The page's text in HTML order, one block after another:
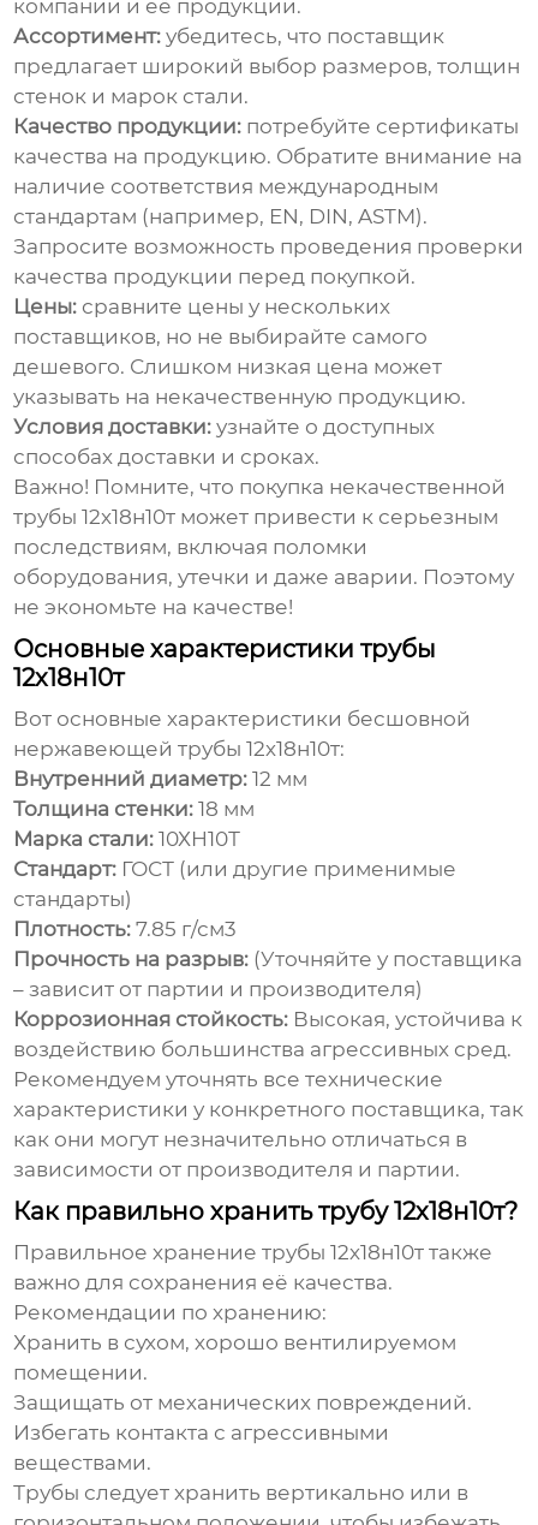
компании и её продукции.
Ассортимент: убедитесь, что поставщик
предлагает широкий выбор размеров, толщин
стенок и марок стали.
Качество продукции: потребуйте сертификаты
качества на продукцию. Обратите внимание на
наличие соответствия международным
стандартам (например, EN, DIN, ASTM).
Запросите возможность проведения проверки
качества продукции перед покупкой.
Цены: сравните цены у нескольких
поставщиков, но не выбирайте самого
дешевого. Слишком низкая цена может
указывать на некачественную продукцию.
Условия доставки: узнайте о доступных
способах доставки и сроках.
Важно! Помните, что покупка некачественной
трубы 12х18н10т может привести к серьезным
последствиям, включая поломки
оборудования, утечки и даже аварии. Поэтому
не экономьте на качестве!
Основные характеристики трубы
12х18н10т
Вот основные характеристики бесшовной
нержавеющей трубы 12х18н10т:
Внутренний диаметр: 12 мм
Толщина стенки: 18 мм
Марка стали: 10ХН10Т
Стандарт: ГОСТ (или другие применимые
стандарты)
Плотность: 7.85 г/см3
Прочность на разрыв: (Уточняйте у поставщика
– зависит от партии и производителя)
Коррозионная стойкость: Высокая, устойчива к
воздействию большинства агрессивных сред.
Рекомендуем уточнять все технические
характеристики у конкретного поставщика, так
как они могут незначительно отличаться в
зависимости от производителя и партии.
Как правильно хранить трубу 12х18н10т?
Правильное хранениетрубы 12х18н10т также
важно для сохранения её качества.
Рекомендации по хранению:
Хранить в сухом, хорошо вентилируемом
помещении.
Защищать от механических повреждений.
Избегать контакта с агрессивными
веществами.
Трубы следует хранить вертикально или в